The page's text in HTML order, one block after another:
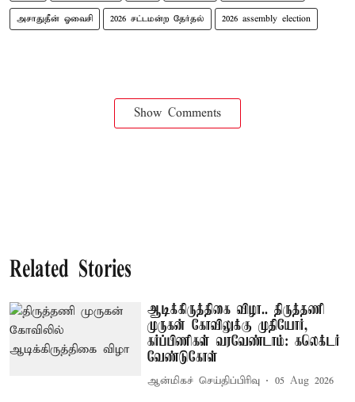
அசாதுதீன் ஓவைசி 2026 சட்டமன்ற தேர்தல் 2026 assembly election
Show Comments
Related Stories
ஆடிக்கிருத்திகை விழா.. திருத்தணி
முருகன் கோவிலுக்கு முதியோர்,
கர்ப்பிணிகள் வரவேண்டாம்: கலெக்டர்
வேண்டுகோள்
ஆன்மிகச் செய்திப்பிரிவு 05 Aug 2026